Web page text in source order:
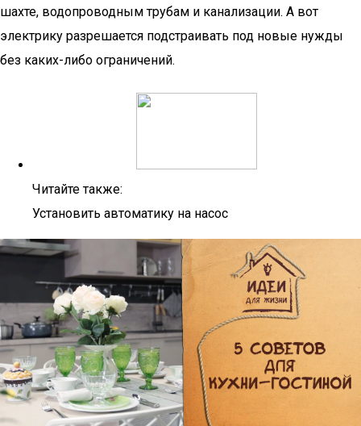
шахте, водопроводным трубам и канализации. А вот
электрику разрешается подстраивать под новые нужды
без каких-либо ограничений.
Читайте также:
Установить автоматику на насос